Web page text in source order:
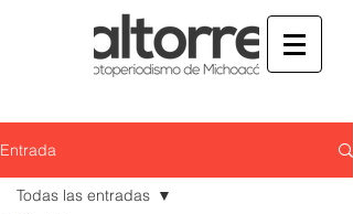
Entrada
Todas las entradas